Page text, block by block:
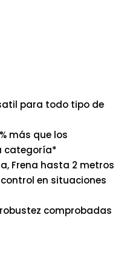
para todo tipo de
más que los
categoría*
Frena hasta 2 metros
en situaciones
comprobadas